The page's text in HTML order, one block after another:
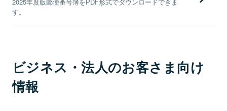
2025年度版郵便番号簿をPDF形式でダウンロードできま
す。
ビジネス・法人のお客さま向け
情報